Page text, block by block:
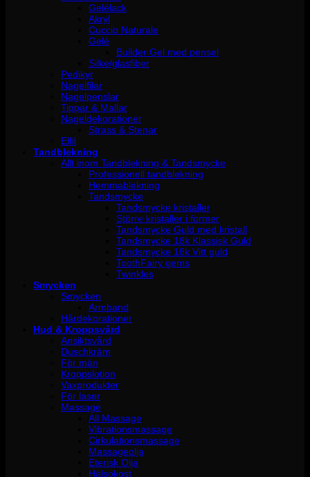
Gelélack
Akryl
Cuccio Naturale
Gelé
Builder Gel med pensel
Silke/glasfiber
Pedikyr
Nagelfilar
Nagelpenslar
Tippar & Mallar
Nageldekorationer
Strass & Stenar
Elfil
Tandblekning
Allt inom Tandblekning & Tandsmycke
Professionell tandblekning
Hemmablekning
Tandsmycke
Tandsmycke kristaller
Större kristaller i former
Tandsmycke Guld med kristall
Tandsmycke 18k Klassisk Guld
Tandsmycke 18k Vitt guld
ToothFairy gems
Twinkles
Smycken
Smycken
Armband
Hårdekorationer
Hud & Kroppsvård
Ansiktsvård
Duschkräm
För män
Kroppslotion
Vaxprodukter
För laser
Massage
All Massage
Vibrationsmassage
Cirkulationsmassage
Massageolja
Eterisk Olja
Hälsokost